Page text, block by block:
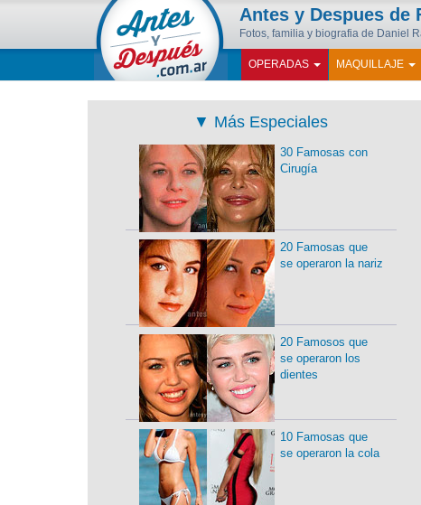
Antes y Despues de
Fotos, familia y biografia de Daniel
OPERADAS MAQUILLAJE
▼ Más Especiales
30 Famosas con
Cirugía
20 Famosas que
se operaron la nariz
20 Famosos que
se operaron los
dientes
10 Famosas que
se operaron la cola